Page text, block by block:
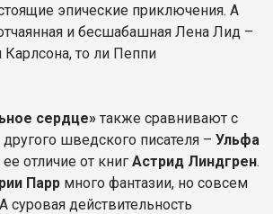
эпические приключения. А
и бесшабашная Лена Лид –
Карлсона, то ли Пеппи
сердце» также сравнивают с
шведского писателя – Ульфа
отличие от книг Астрид Линдгрен.
Парр много фантазии, но совсем
суровая действительность